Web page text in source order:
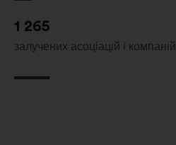
1 265
залучених асоціацій і компаній